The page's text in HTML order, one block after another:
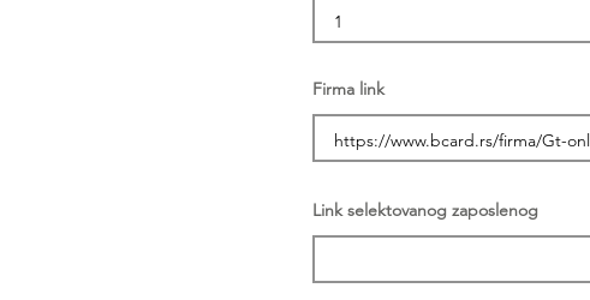
Firma link
Link selektovanog zaposlenog